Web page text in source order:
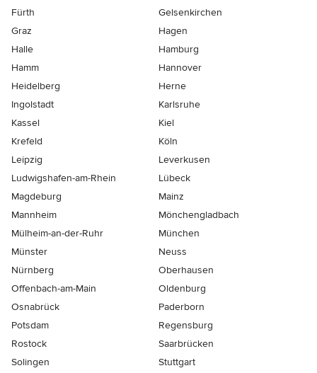
Fürth
Gelsenkirchen
Graz
Hagen
Halle
Hamburg
Hamm
Hannover
Heidelberg
Herne
Ingolstadt
Karlsruhe
Kassel
Kiel
Krefeld
Köln
Leipzig
Leverkusen
Ludwigshafen-am-Rhein
Lübeck
Magdeburg
Mainz
Mannheim
Mönchen­gladbach
Mülheim-an-der-Ruhr
München
Münster
Neuss
Nürnberg
Oberhausen
Offenbach-am-Main
Oldenburg
Osnabrück
Paderborn
Potsdam
Regensburg
Rostock
Saarbrücken
Solingen
Stuttgart